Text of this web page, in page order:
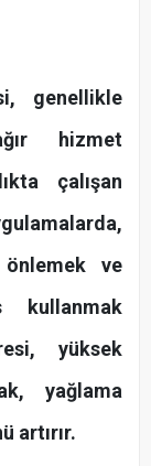
genellikle
hizmet
çalışan
önlemek ve
yüksek
yağlama
artırır.